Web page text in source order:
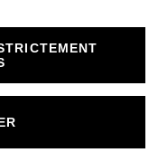
x 13,8 cm